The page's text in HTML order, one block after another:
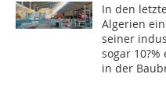
In den
Algerien
seiner
sogar
in der